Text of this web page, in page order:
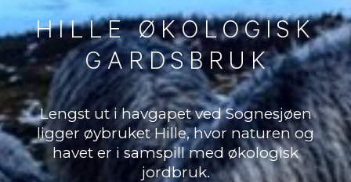
H I L L E Ø K O L O G I S K
G A R D S B R U K
Lengst ut i havgapet ved Sognesjøen
ligger øybruket Hille, hvor naturen og
havet er i samspill med økologisk
jordbruk.